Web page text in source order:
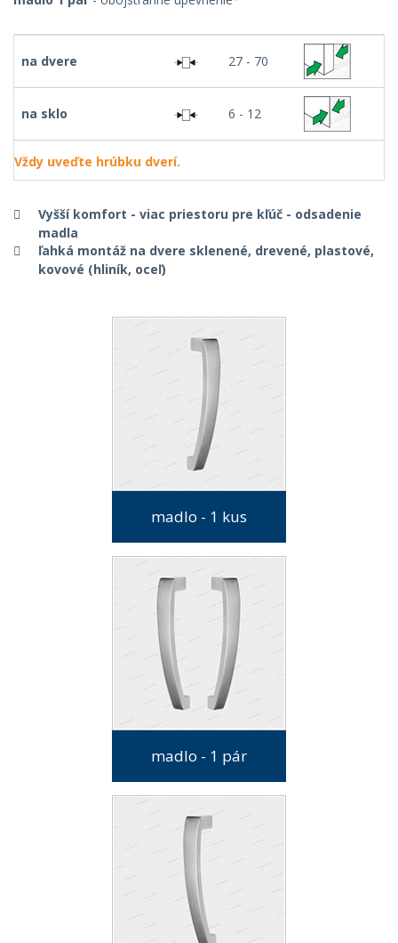
na dvere 27 - 70
na sklo 6 - 12
Vždy uveďte hrúbku dverí.
Vyšší komfort - viac priestoru pre kľúč - odsadenie
madla
ľahká montáž na dvere sklenené, drevené, plastové,
kovové (hliník, oceľ)
madlo - 1 kus
madlo - 1 pár